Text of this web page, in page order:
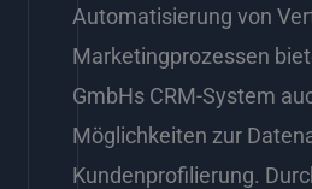
Automatisierung von
Marketingprozessen
GmbHs CRM-System
Möglichkeiten zur
Kundenprofilierung.